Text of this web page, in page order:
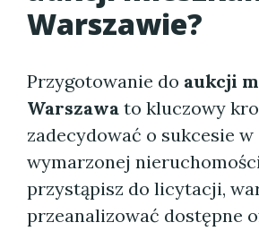
Warszawie?
Przygotowanie do aukcji
Warszawa to kluczowy
zadecydować o sukcesie w
wymarzonej
przystąpisz do licytacji,
przeanalizować dostępne